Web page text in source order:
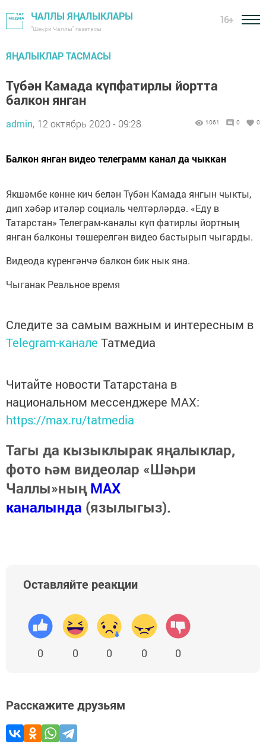
ЧАЛЛЫ ЯҢАЛЫКЛАРЫ
"Шәһри Чаллы" газетасы
16+
ЯҢАЛЫКЛАР ТАСМАСЫ
Түбән Камада күпфатирлы йортта
балкон янган
admin, 12 октябрь 2020 - 09:28 1061 0 0
Балкон янган видео телеграмм канал да чыккан
Якшәмбе көнне кич белән Түбән Камада янгын чыкты,
дип хәбәр итәләр социаль челтәрләрдә. «Еду в
Татарстан» Телеграм-каналы күп фатирлы йортның
янган балконы төшерелгән видео бастырып чыгарды.
Видеода күренгәнчә балкон бик нык яна.
Чыганак Реальное время
Следите за самым важным и интересным в
Telegram-канале Татмедиа
Читайте новости Татарстана в
национальном мессенджере MАХ:
https://max.ru/tatmedia
Тагы да кызыклырак яңалыклар,
фото һәм видеолар «Шәһри
Чаллы»ныңMAX
каналында (язылыгыз).
Оставляйте реакции
0 0 0 0 0
Расскажите друзьям